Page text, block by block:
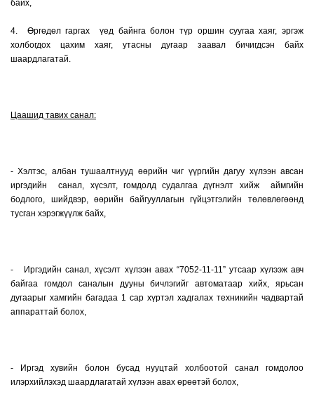
байх,
4. Өргөдөл гаргах үед байнга болон түр оршин суугаа хаяг, эргэж
холбогдох цахим хаяг, утасны дугаар заавал бичигдсэн байх
шаардлагатай.
Цаашид тавих санал:
- Хэлтэс, албан тушаалтнууд өөрийн чиг үүргийн дагуу хүлээн авсан
иргэдийн санал, хүсэлт, гомдолд судалгаа дүгнэлт хийж аймгийн
бодлого, шийдвэр, өөрийн байгууллагын гүйцэтгэлийн төлөвлөгөөнд
тусган хэрэгжүүлж байх,
- Иргэдийн санал, хүсэлт хүлээн авах “7052-11-11” утсаар хүлээж авч
байгаа гомдол саналын дууны бичлэгийг автоматаар хийх, ярьсан
дугаарыг хамгийн багадаа 1 сар хүртэл хадгалах техникийн чадвартай
аппараттай болох,
- Иргэд хувийн болон бусад нууцтай холбоотой санал гомдолоо
илэрхийлэхэд шаардлагатай хүлээн авах өрөөтэй болох,